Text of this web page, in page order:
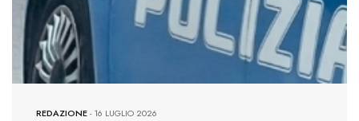
REDAZIONE-16 LUGLIO 2026